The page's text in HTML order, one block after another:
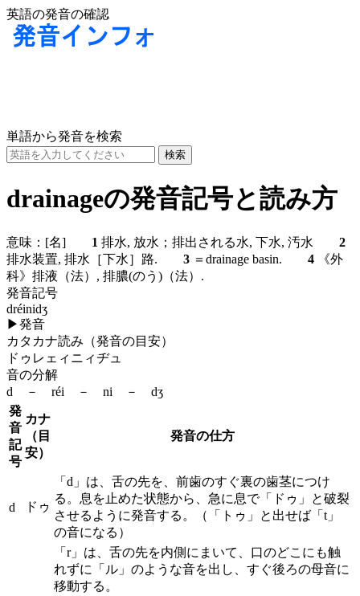
英語の発音の確認
単語から発音を検索
drainageの発音記号と読み方
意味： [名] 1 排水, 放水；排出される水, 下水, 汚水 2
排水装置, 排水［下水］路. 3 ＝drainage basin. 4 《外
科》排液（法）, 排膿(のう)（法）.
発音記号
dréinidʒ
▶発音
カタカナ読み（発音の目安）
ドゥレェィニィヂュ
音の分解
d － réi － ni － dʒ
発
音
記
号
カナ
（目
安）
発音の仕方
d ドゥ
「d」は、舌の先を、前歯のすぐ裏の歯茎につけ
る。息を止めた状態から、急に息で「ドゥ」と破裂
させるように発音する。（「トゥ」と出せば「t」
の音になる）
「r」は、舌の先を内側にまいて、口のどこにも触
れずに「ル」のような音を出し、すぐ後ろの母音に
移動する。